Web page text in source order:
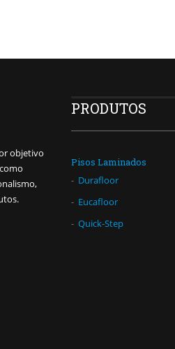
objetivo
PRODUTOS
Pisos Laminados
Durafloor
Eucafloor
Quick-Step